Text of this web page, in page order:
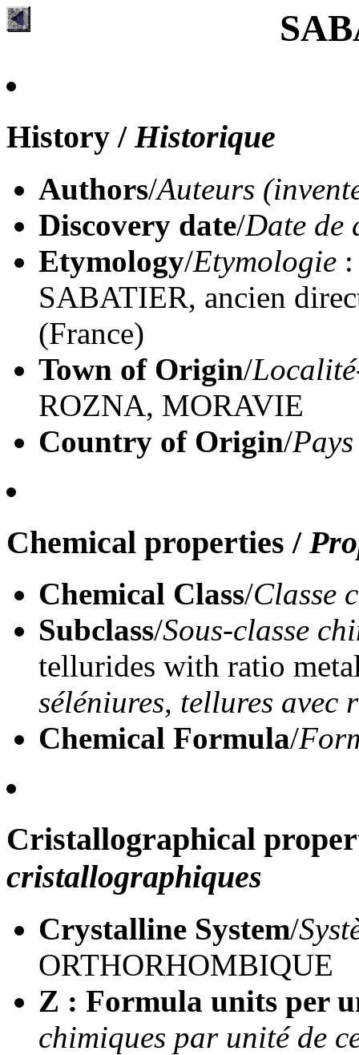
History /Historique
Authors/Auteurs
Discovery date/Date de
Etymology/Etymologie
SABATIER, ancien
(France)
Town of Origin/
ROZNA, MORAVIE
Country of Origin/Pays
Chemical properties /
Chemical Class/Classe
Subclass/Sous-classe
tellurides with ratio
séléniures, tellures
Chemical Formula/
Cristallographical
cristallographiques
Crystalline System/
ORTHORHOMBIQUE
Z : Formula units per
chimiques par unité de